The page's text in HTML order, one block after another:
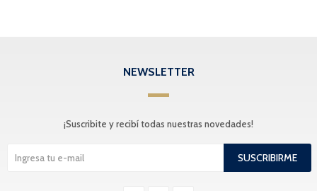
NEWSLETTER
¡Suscribite y recibí todas nuestras novedades!
SUSCRIBIRME